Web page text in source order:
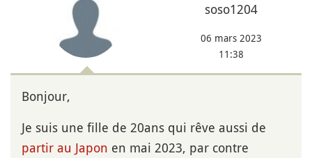
soso1204
06 mars 2023
11:38
Bonjour,
Je suis une fille de 20ans qui rêve aussi de
partir au Japon en mai 2023, par contre